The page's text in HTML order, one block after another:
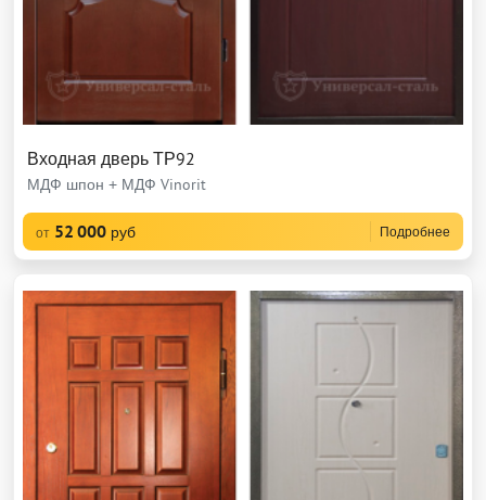
Входная дверь ТР92
МДФ шпон + МДФ Vinorit
от 52 000 руб Подробнее